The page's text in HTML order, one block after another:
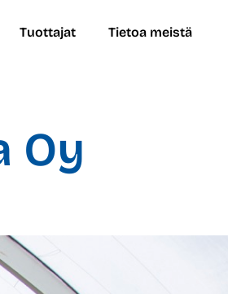
Tuottajat Tietoa meistä
Oy